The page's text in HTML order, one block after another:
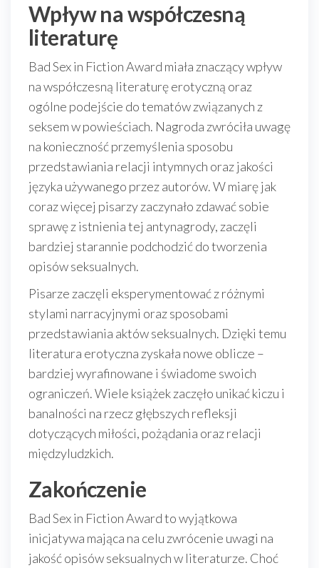
Wpływ na współczesną
literaturę
Bad Sex in Fiction Award miała znaczący wpływ
na współczesną literaturę erotyczną oraz
ogólne podejście do tematów związanych z
seksem w powieściach. Nagroda zwróciła uwagę
na konieczność przemyślenia sposobu
przedstawiania relacji intymnych oraz jakości
języka używanego przez autorów. W miarę jak
coraz więcej pisarzy zaczynało zdawać sobie
sprawę z istnienia tej antynagrody, zaczęli
bardziej starannie podchodzić do tworzenia
opisów seksualnych.
Pisarze zaczęli eksperymentować z różnymi
stylami narracyjnymi oraz sposobami
przedstawiania aktów seksualnych. Dzięki temu
literatura erotyczna zyskała nowe oblicze –
bardziej wyrafinowane i świadome swoich
ograniczeń. Wiele książek zaczęło unikać kiczu i
banalności na rzecz głębszych refleksji
dotyczących miłości, pożądania oraz relacji
międzyludzkich.
Zakończenie
Bad Sex in Fiction Award to wyjątkowa
inicjatywa mająca na celu zwrócenie uwagi na
jakość opisów seksualnych w literaturze. Choć